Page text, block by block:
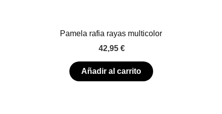
Pamela rafia rayas multicolor
42,95 €
Añadir al carrito